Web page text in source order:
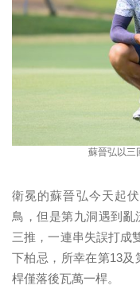
蘇晉弘以三
衛冕的蘇晉弘今天起
鳥，但是第九洞遇到亂
三推，一連串失誤打成
下柏忌，所幸在第13及
桿僅落後瓦萬一桿。